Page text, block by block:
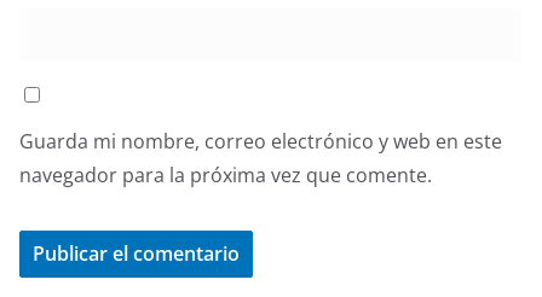
Guarda mi nombre, correo electrónico y web en este
navegador para la próxima vez que comente.